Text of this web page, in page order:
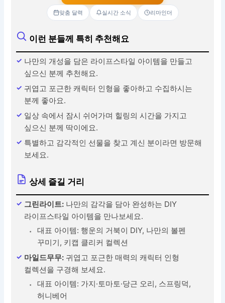
맞춤 달력 실시간 소식 리마인더
이런 분들께 특히 추천해요
나만의 개성을 담은 라이프스타일 아이템을 만들고
싶으신 분께 추천해요.
귀엽고 포근한 캐릭터 인형을 좋아하고 수집하시는
분께 좋아요.
일상 속에서 잠시 쉬어가며 힐링의 시간을 가지고
싶으신 분께 딱이에요.
특별하고 감각적인 선물을 찾고 계신 분이라면 방문해
보세요.
상세 즐길 거리
그린라이트: 나만의 감각을 담아 완성하는 DIY
라이프스타일 아이템을 만나보세요.
대표 아이템: 행운의 거북이 DIY, 나만의 볼펜
꾸미기, 키캡 클리커 컬렉션
마일드무무: 귀엽고 포근한 매력의 캐릭터 인형
컬렉션을 구경해 보세요.
대표 아이템: 가지·토마토·당근 오리, 스프링덕,
허니베어